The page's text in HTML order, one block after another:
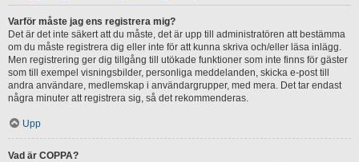
Varför måste jag ens registrera mig?
Det är det inte säkert att du måste, det är upp till administratören att bestämma
om du måste registrera dig eller inte för att kunna skriva och/eller läsa inlägg.
Men registrering ger dig tillgång till utökade funktioner som inte finns för gäster
som till exempel visningsbilder, personliga meddelanden, skicka e-post till
andra användare, medlemskap i användargrupper, med mera. Det tar endast
några minuter att registrera sig, så det rekommenderas.
Upp
Vad är COPPA?